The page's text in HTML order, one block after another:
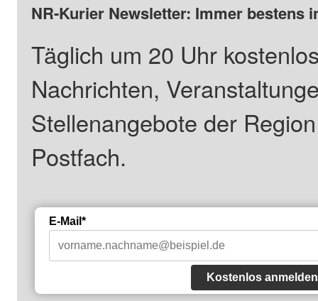
NR-Kurier Newsletter: Immer bestens
Täglich um 20 Uhr
Nachrichten,
Stellenangebote der
Postfach.
E-Mail*
Kostenlos anmelden